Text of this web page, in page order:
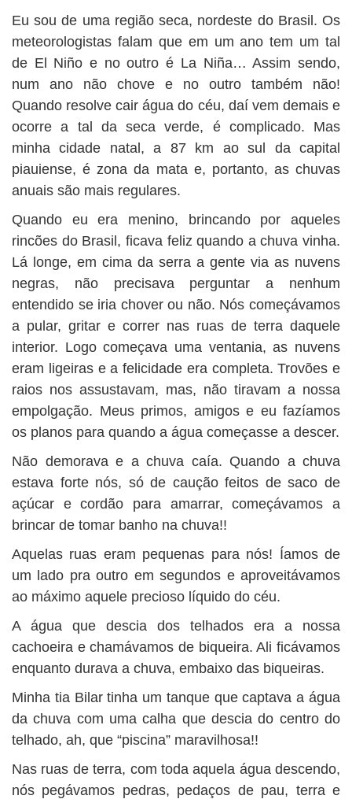
Eu sou de uma região seca, nordeste do Brasil. Os
meteorologistas falam que em um ano tem um tal
de El Niño e no outro é La Niña… Assim sendo,
num ano não chove e no outro também não!
Quando resolve cair água do céu, daí vem demais e
ocorre a tal da seca verde, é complicado. Mas
minha cidade natal, a 87 km ao sul da capital
piauiense, é zona da mata e, portanto, as chuvas
anuais são mais regulares.
Quando eu era menino, brincando por aqueles
rincões do Brasil, ficava feliz quando a chuva vinha.
Lá longe, em cima da serra a gente via as nuvens
negras, não precisava perguntar a nenhum
entendido se iria chover ou não. Nós começávamos
a pular, gritar e correr nas ruas de terra daquele
interior. Logo começava uma ventania, as nuvens
eram ligeiras e a felicidade era completa. Trovões e
raios nos assustavam, mas, não tiravam a nossa
empolgação. Meus primos, amigos e eu fazíamos
os planos para quando a água começasse a descer.
Não demorava e a chuva caía. Quando a chuva
estava forte nós, só de caução feitos de saco de
açúcar e cordão para amarrar, começávamos a
brincar de tomar banho na chuva!!
Aquelas ruas eram pequenas para nós! Íamos de
um lado pra outro em segundos e aproveitávamos
ao máximo aquele precioso líquido do céu.
A água que descia dos telhados era a nossa
cachoeira e chamávamos de biqueira. Ali ficávamos
enquanto durava a chuva, embaixo das biqueiras.
Minha tia Bilar tinha um tanque que captava a água
da chuva com uma calha que descia do centro do
telhado, ah, que “piscina” maravilhosa!!
Nas ruas de terra, com toda aquela água descendo,
nós pegávamos pedras, pedaços de pau, terra e